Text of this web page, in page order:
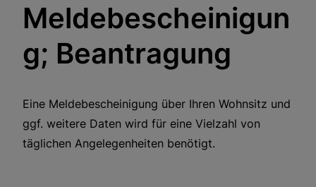
Meldebescheinigun
g; Beantragung
Eine Meldebescheinigung über Ihren Wohnsitz und
ggf. weitere Daten wird für eine Vielzahl von
täglichen Angelegenheiten benötigt.